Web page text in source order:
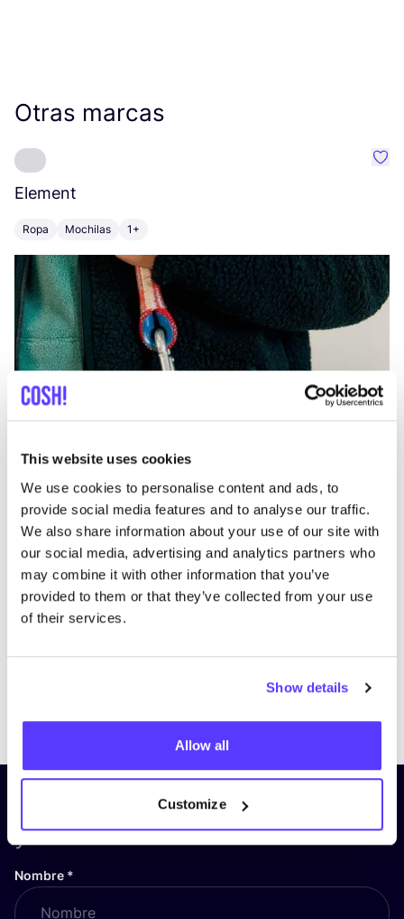
This website uses cookies
We use cookies to personalise content and ads, to
provide social media features and to analyse our traffic.
We also share information about your use of our site with
our social media, advertising and analytics partners who
may combine it with other information that you’ve
provided to them or that they’ve collected from your use
of their services.
Show details
Allow all
Customize
Otras marcas
Element
Ropa Mochilas 1+
¡Suscríbete a nuestro boletín
y mantente informado!
Nombre *